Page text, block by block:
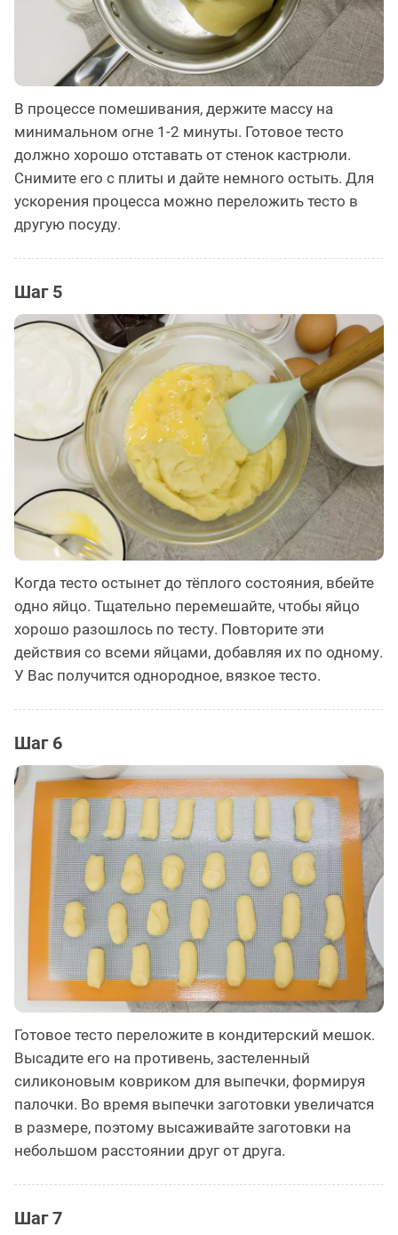
В процессе помешивания, держите массу на
минимальном огне 1-2 минуты. Готовое тесто
должно хорошо отставать от стенок кастрюли.
Снимите его с плиты и дайте немного остыть. Для
ускорения процесса можно переложить тесто в
другую посуду.
Шаг 5
Когда тесто остынет до тёплого состояния, вбейте
одно яйцо. Тщательно перемешайте, чтобы яйцо
хорошо разошлось по тесту. Повторите эти
действия со всеми яйцами, добавляя их по одному.
У Вас получится однородное, вязкое тесто.
Шаг 6
Готовое тесто переложите в кондитерский мешок.
Высадите его на противень, застеленный
силиконовым ковриком для выпечки, формируя
палочки. Во время выпечки заготовки увеличатся
в размере, поэтому высаживайте заготовки на
небольшом расстоянии друг от друга.
Шаг 7